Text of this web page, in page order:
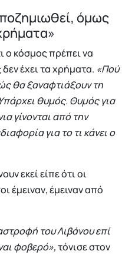
όμως
ο κόσμος πρέπει να
έχει τα χρήματα. «Πού
θα ξαναφτιάξουν τη
θυμός. Θυμός για
γίνονται από την
για το τι κάνει ο
εκεί είπε ότι οι
έμειναν, έμειναν από
του Λιβάνου επί
φοβερό»,τόνισε στον